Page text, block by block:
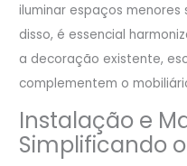
iluminar espaços
disso, é essencial
a decoração existente,
complementem o
Instalação e
Simplificando